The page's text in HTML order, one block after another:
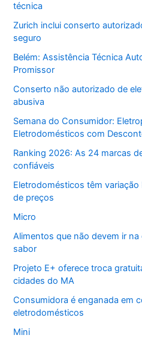
técnica
Zurich inclui conserto
seguro
Belém: Assistência Técnica
Promissor
Conserto não autorizado de
abusiva
Semana do Consumidor:
Eletrodomésticos com
Ranking 2026: As 24 marcas
confiáveis
Eletrodomésticos têm
de preços
Micro
Alimentos que não devem ir na
sabor
Projeto E+ oferece troca
cidades do MA
Consumidora é enganada em
eletrodomésticos
Mini